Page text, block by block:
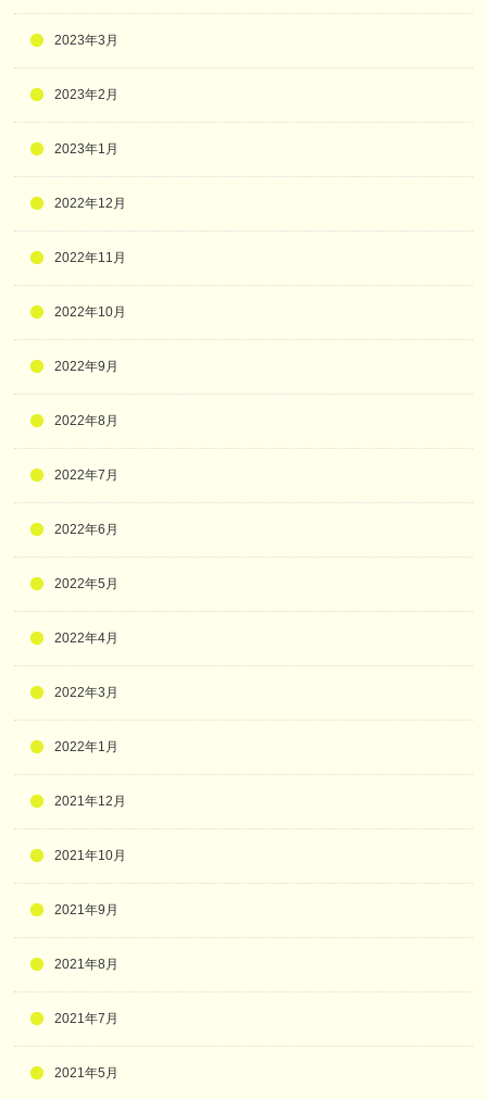
2023年3月
2023年2月
2023年1月
2022年12月
2022年11月
2022年10月
2022年9月
2022年8月
2022年7月
2022年6月
2022年5月
2022年4月
2022年3月
2022年1月
2021年12月
2021年10月
2021年9月
2021年8月
2021年7月
2021年5月